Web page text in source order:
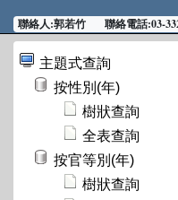
聯絡人:郭若竹 聯絡電話:03-
主題式查詢
按性別(年)
樹狀查詢
全表查詢
按官等別(年)
樹狀查詢